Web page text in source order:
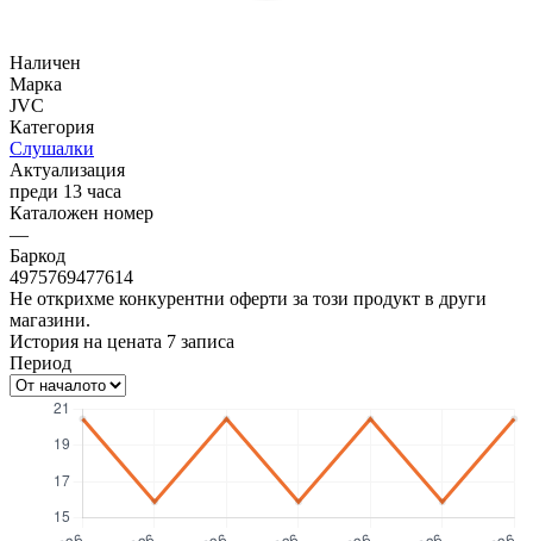
Наличен
Марка
JVC
Категория
Слушалки
Актуализация
преди 13 часа
Каталожен номер
—
Баркод
4975769477614
Не открихме конкурентни оферти за този продукт в други
магазини.
История на цената 7 записа
Период